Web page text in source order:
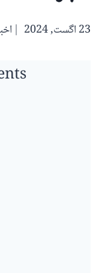
23 اگست, 2024